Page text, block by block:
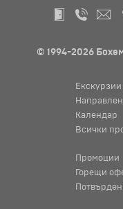
© 1994-2026
Календар
Всички
Промоции
Горещи